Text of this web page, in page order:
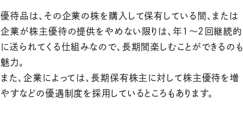
優待品は、その企業の株を購入して保有している間、または
企業が株主優待の提供をやめない限りは、年１～２回継続的
に送られてくる仕組みなので、長期間楽しむことができるのも
魅力。
また、企業によっては、長期保有株主に対して株主優待を増
やすなどの優遇制度を採用しているところもあります。